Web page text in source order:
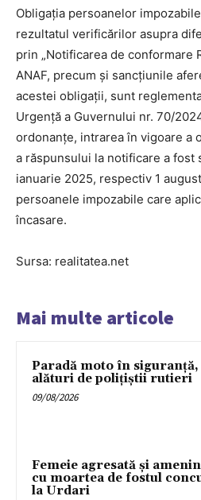
Obligația persoanelor
rezultatul verificărilor asupra
prin „Notificarea de conformare
ANAF, precum și sancțiunile
acestei obligații, sunt
Urgență a Guvernului nr. 70/
ordonanțe, intrarea în vigoare a
a răspunsului la notificare a fost
ianuarie 2025, respectiv 1
persoanele impozabile care
încasare.
Sursa: realitatea.net
Mai multe articole
Paradă moto în siguranță,
alături de polițiștii rutieri
09/08/2026
Femeie agresată și
cu moartea de fostul
la Urdari